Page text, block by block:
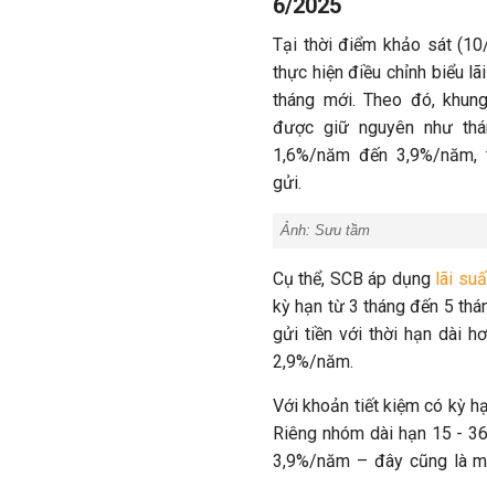
6/2025
Tại thời điểm khảo sát
thực hiện điều chỉnh biểu
tháng mới. Theo đó,
được giữ nguyên như
1,6%/năm đến 3,9%/
gửi.
Ảnh: Sưu tầm
Cụ thể, SCB áp dụng lãi
kỳ hạn từ 3 tháng đến 5
gửi tiền với thời hạn dài
2,9%/năm.
Với khoản tiết kiệm có kỳ
Riêng nhóm dài hạn 15 -
3,9%/năm – đây cũng là